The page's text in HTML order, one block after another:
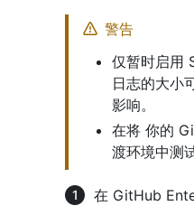
警告
仅暂时启用
日志的大小
影响。
在将 你的
渡环境中测
在 GitHub